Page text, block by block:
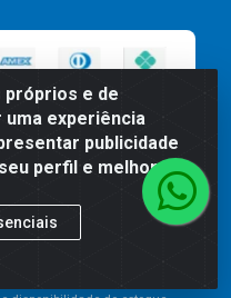
e de
experiência
publicidade
perfil e melhorar a
e frete são válidos
pelo site. Caso haja
será válido o preço que for